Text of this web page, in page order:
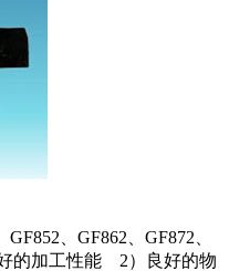
、GF862、GF872、
的加工性能 2）良好的物